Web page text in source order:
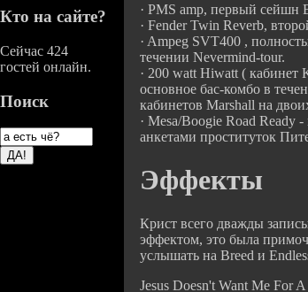
Кто на сайте?
Сейчас 424
гостей онлайн.
Поиск
· PMS amp, первый сейшн
· Fender Twin Reverb,
· Ampeg SVT400 ,
течении Nevermind-tour.
· 200 watt Hiwatt (
основное бас-комбо в
кабинетов Marshall на
· Mesa/Boogie Road
анкетами проституток
Эффекты
Крист всего дважды
эффектом, это была
услышать на Breed и
Jesus Doesn't Want Me For